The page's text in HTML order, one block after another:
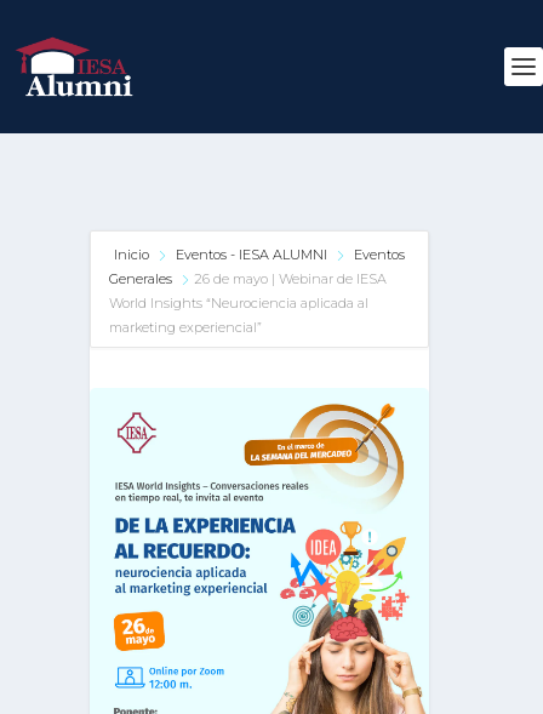
Inicio Eventos - IESA ALUMNI
Eventos
Generales
26 de mayo | Webinar de IESA
World Insights “Neurociencia aplicada al
marketing experiencial”